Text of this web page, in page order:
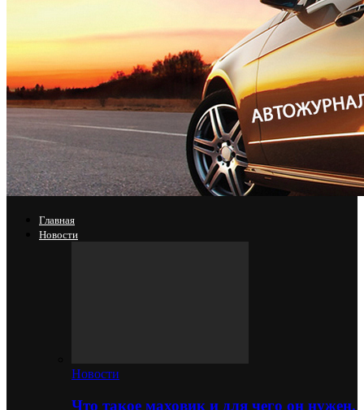
Главная
Новости
Новости
Что такое маховик и для чего он нужен.